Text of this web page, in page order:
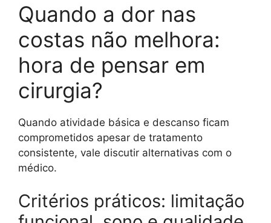
Quando a dor nas
costas não melhora:
hora de pensar em
cirurgia?
Quando atividade básica e descanso ficam
comprometidos apesar de tratamento
consistente, vale discutir alternativas com o
médico.
Critérios práticos: limitação